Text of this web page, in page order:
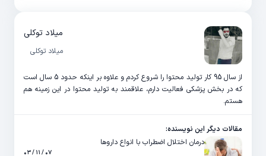
میلاد توکلی
میلاد توکلی
از سال 95 کار تولید محتوا را شروع کردم و علاوه بر اینکه حدود 5 سال است
که در بخش پزشکی فعالیت دارم، علاقمند به تولید محتوا در این زمینه هم
هستم.
مقالات دیگر این نویسنده:
درمان اختلال اضطراب با انواع داروها
۰۷ / ۱۱ / ۰۳